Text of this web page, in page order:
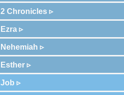
2 Chronicles ▹
Ezra ▹
Nehemiah ▹
Esther ▹
Job ▹